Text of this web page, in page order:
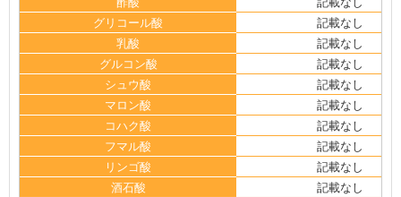
グリコール酸
記載なし
乳酸
記載なし
グルコン酸
記載なし
シュウ酸
記載なし
マロン酸
記載なし
コハク酸
記載なし
フマル酸
記載なし
リンゴ酸
記載なし
酒石酸
記載なし